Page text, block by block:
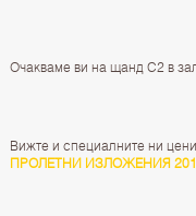
Очакваме ви на щанд С2 в
Вижте и специалните ни
ПРОЛЕТНИ ИЗЛОЖЕНИЯ